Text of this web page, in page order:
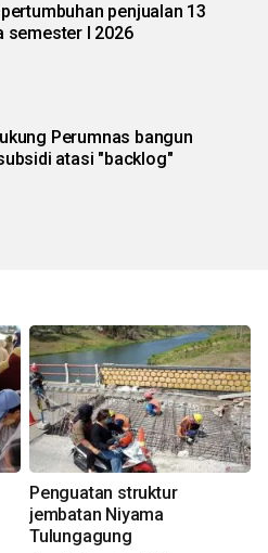
penjualan 13
semester I 2026
Perumnas bangun
atasi "backlog"
Penguatan struktur
jembatan Niyama
Tulungagung